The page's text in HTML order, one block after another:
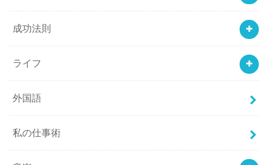
成功法則
ライフ
外国語
私の仕事術